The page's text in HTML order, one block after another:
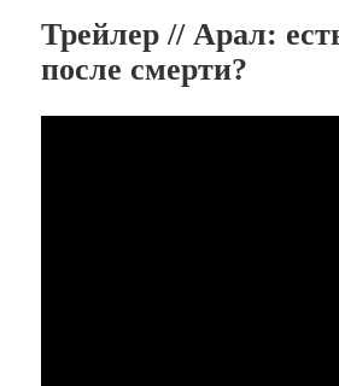
Трейлер // Арал:
после смерти?